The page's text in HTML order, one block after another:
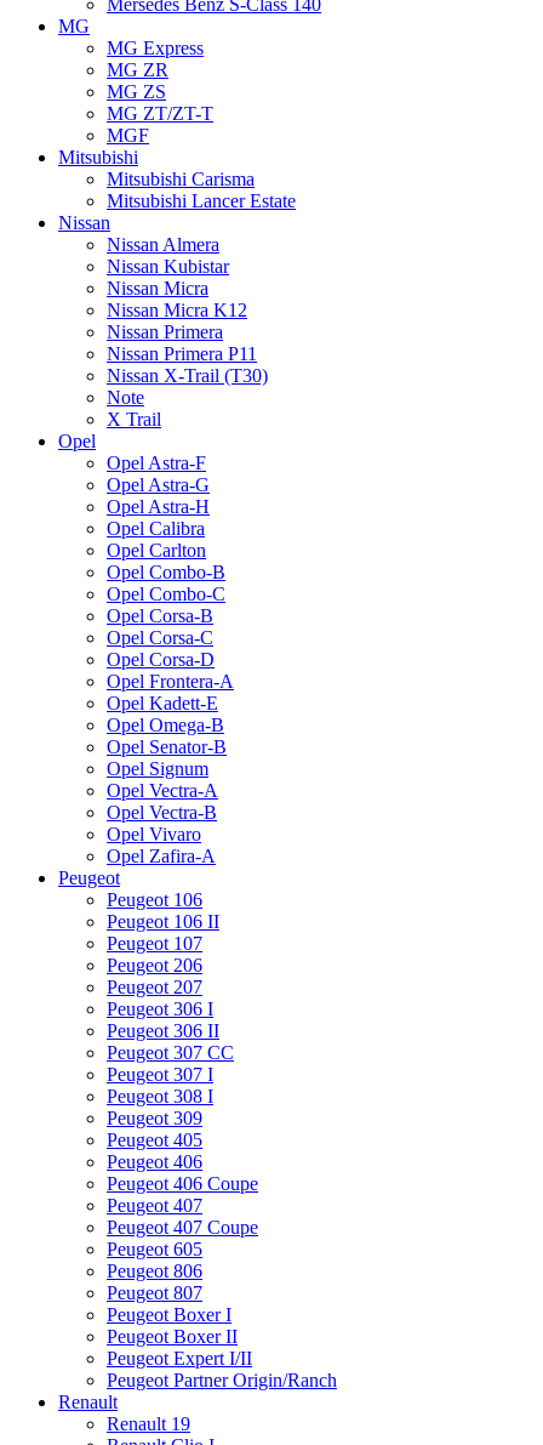
MG
MG Express
MG ZR
MG ZS
MG ZT/ZT-T
MGF
Mitsubishi
Mitsubishi Carisma
Mitsubishi Lancer Estate
Nissan
Nissan Almera
Nissan Kubistar
Nissan Micra
Nissan Micra K12
Nissan Primera
Nissan Primera P11
Nissan X-Trail (T30)
Note
X Trail
Opel
Opel Astra-F
Opel Astra-G
Opel Astra-H
Opel Calibra
Opel Carlton
Opel Combo-B
Opel Combo-C
Opel Corsa-B
Opel Corsa-C
Opel Corsa-D
Opel Frontera-A
Opel Kadett-E
Opel Omega-B
Opel Senator-B
Opel Signum
Opel Vectra-A
Opel Vectra-B
Opel Vivaro
Opel Zafira-A
Peugeot
Peugeot 106
Peugeot 106 II
Peugeot 107
Peugeot 206
Peugeot 207
Peugeot 306 I
Peugeot 306 II
Peugeot 307 CC
Peugeot 307 I
Peugeot 308 I
Peugeot 309
Peugeot 405
Peugeot 406
Peugeot 406 Coupe
Peugeot 407
Peugeot 407 Coupe
Peugeot 605
Peugeot 806
Peugeot 807
Peugeot Boxer I
Peugeot Boxer II
Peugeot Expert I/II
Peugeot Partner Origin/Ranch
Renault
Renault 19